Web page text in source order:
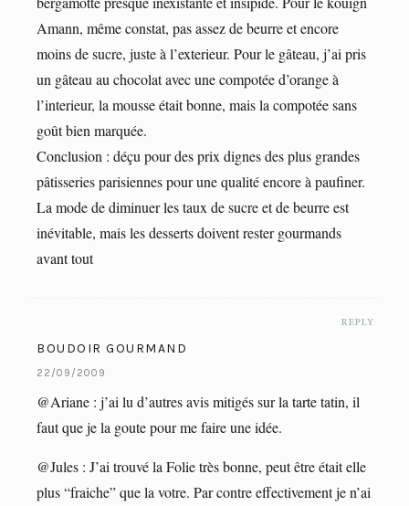
Amann, même constat, pas assez de beurre et encore
moins de sucre, juste à l’exterieur. Pour le gâteau, j’ai pris
un gâteau au chocolat avec une compotée d’orange à
l’interieur, la mousse était bonne, mais la compotée sans
goût bien marquée.
Conclusion : déçu pour des prix dignes des plus grandes
pâtisseries parisiennes pour une qualité encore à paufiner.
La mode de diminuer les taux de sucre et de beurre est
inévitable, mais les desserts doivent rester gourmands
avant tout
REPLY
BOUDOIR GOURMAND
22/09/2009
@Ariane : j’ai lu d’autres avis mitigés sur la tarte tatin, il
faut que je la goute pour me faire une idée.
@Jules : J’ai trouvé la Folie très bonne, peut être était elle
plus “fraiche” que la votre. Par contre effectivement je n’ai